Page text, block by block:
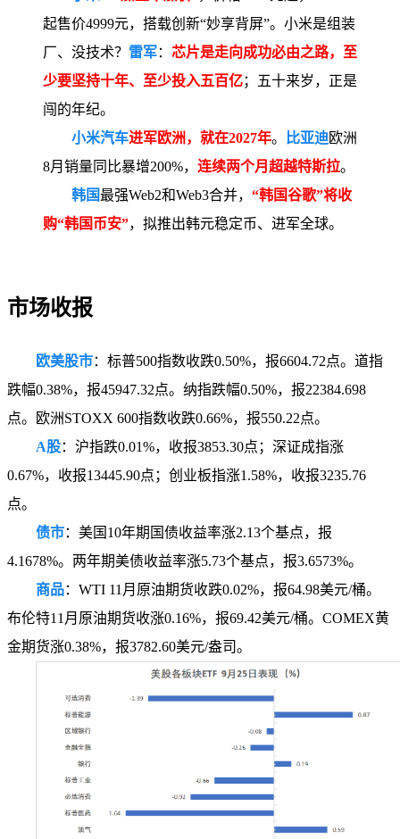
起售价4999元，搭载创新“妙享背屏”。小米是组装
厂、没技术？ 雷军： 芯片是走向成功必由之路，至
少要坚持十年、至少投入五百亿；五十来岁，正是
闯的年纪。
小米汽车进军欧洲，就在2027年。 比亚迪欧洲
8月销量同比暴增200%， 连续两个月超越特斯拉。
韩国最强Web2和Web3合并， “韩国谷歌”将收
购“韩国币安”，拟推出韩元稳定币、进军全球。
市场收报
欧美股市：标普500指数收跌0.50%，报6604.72点。道指
跌幅0.38%，报45947.32点。纳指跌幅0.50%，报22384.698
点。欧洲STOXX 600指数收跌0.66%，报550.22点。
A股：沪指跌0.01%，收报3853.30点；深证成指涨
0.67%，收报13445.90点；创业板指涨1.58%，收报3235.76
点。
债市：美国10年期国债收益率涨2.13个基点，报
4.1678%。两年期美债收益率涨5.73个基点，报3.6573%。
商品：WTI 11月原油期货收跌0.02%，报64.98美元/桶。
布伦特11月原油期货收涨0.16%，报69.42美元/桶。COMEX黄
金期货涨0.38%，报3782.60美元/盎司。